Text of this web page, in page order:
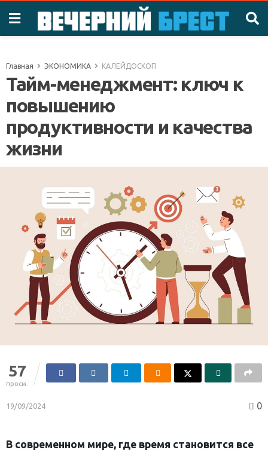
Главная ЭКОНОМИКА КАЛЕЙДОСКОП
Тайм-менеджмент: ключ к
повышению
продуктивности и качества
жизни
57
просм.
19/09/2024 0
В современном мире, где время становится все